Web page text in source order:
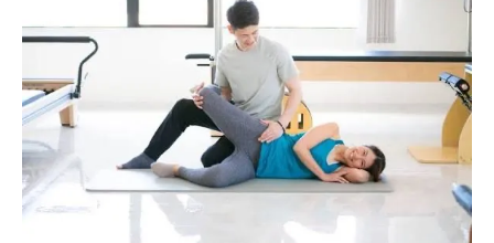
理学療法士監修の整体で姿勢を徹底サポー
体幹安定が叶える健康的な生活習慣のコツ
理学療法士が教える整体と自宅ピラティスの融
合
理学療法士直伝の整体と自宅ピラティス入